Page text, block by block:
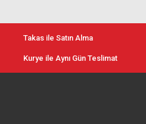
Takas ile Satın Alma
Kurye ile Aynı Gün Teslimat